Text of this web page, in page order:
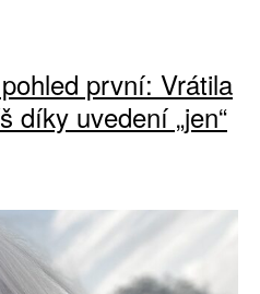
první: Vrátila
díky uvedení „jen“